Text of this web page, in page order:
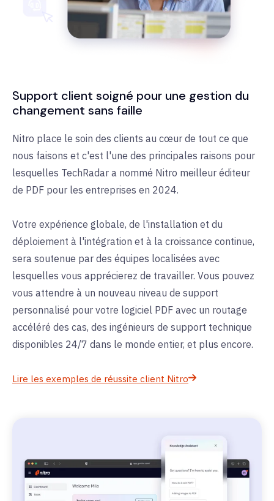
Support client soigné pour une gestion du
changement sans faille
Nitro place le soin des clients au cœur de tout ce que
nous faisons et c'est l'une des principales raisons pour
lesquelles TechRadar a nommé Nitro meilleur éditeur
de PDF pour les entreprises en 2024.
Votre expérience globale, de l'installation et du
déploiement à l'intégration et à la croissance continue,
sera soutenue par des équipes localisées avec
lesquelles vous apprécierez de travailler. Vous pouvez
vous attendre à un nouveau niveau de support
personnalisé pour votre logiciel PDF avec un routage
accéléré des cas, des ingénieurs de support technique
disponibles 24/7 dans le monde entier, et plus encore.
Lire les exemples de réussite client Nitro